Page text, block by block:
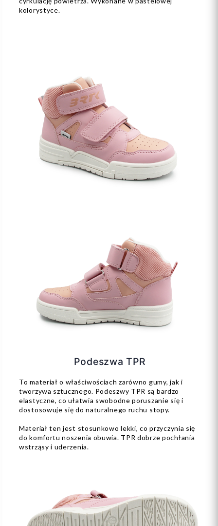
kolorystyce.
Podeszwa TPR
To materiał o właściwościach zarówno gumy, jak i
tworzywa sztucznego. Podeszwy TPR są bardzo
elastyczne, co ułatwia swobodne poruszanie się i
dostosowuje się do naturalnego ruchu stopy.
Materiał ten jest stosunkowo lekki, co przyczynia się
do komfortu noszenia obuwia. TPR dobrze pochłania
wstrząsy i uderzenia.